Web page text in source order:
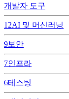
개발자 도구
12AI 및 머신러닝
9보안
7인프라
6테스팅